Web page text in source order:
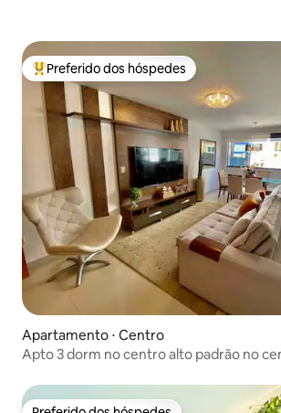
Entre os melhores preferidos dos hóspedes
Preferido dos hóspedes
Apartamento ⋅ Centro
Apto 3 dorm no centro alto padrão no